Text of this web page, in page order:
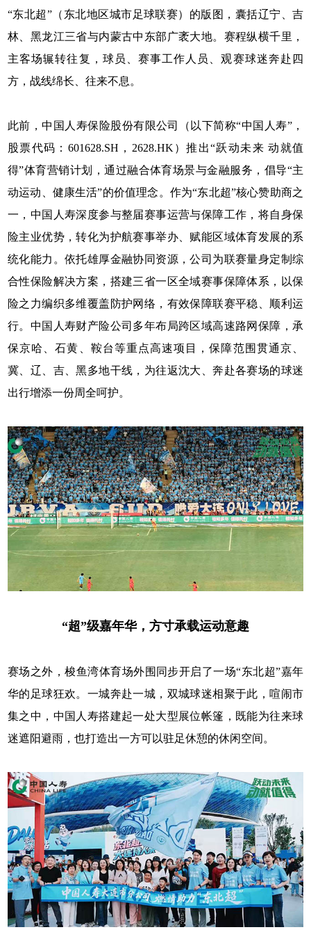
“东北超”（东北地区城市足球联赛）的版图，囊括辽宁、吉
林、黑龙江三省与内蒙古中东部广袤大地。赛程纵横千里，
主客场辗转往复，球员、赛事工作人员、观赛球迷奔赴四
方，战线绵长、往来不息。
此前，中国人寿保险股份有限公司（以下简称“中国人寿”，
股票代码：601628.SH，2628.HK）推出“跃动未来 动就值
得”体育营销计划，通过融合体育场景与金融服务，倡导“主
动运动、健康生活”的价值理念。作为“东北超”核心赞助商之
一，中国人寿深度参与整届赛事运营与保障工作，将自身保
险主业优势，转化为护航赛事举办、赋能区域体育发展的系
统化能力。依托雄厚金融协同资源，公司为联赛量身定制综
合性保险解决方案，搭建三省一区全域赛事保障体系，以保
险之力编织多维覆盖防护网络，有效保障联赛平稳、顺利运
行。中国人寿财产险公司多年布局跨区域高速路网保障，承
保京哈、石黄、鞍台等重点高速项目，保障范围贯通京、
冀、辽、吉、黑多地干线，为往返沈大、奔赴各赛场的球迷
出行增添一份周全呵护。
“超”级嘉年华，方寸承载运动意趣
赛场之外，梭鱼湾体育场外围同步开启了一场“东北超”嘉年
华的足球狂欢。一城奔赴一城，双城球迷相聚于此，喧闹市
集之中，中国人寿搭建起一处大型展位帐篷，既能为往来球
迷遮阳避雨，也打造出一方可以驻足休憩的休闲空间。